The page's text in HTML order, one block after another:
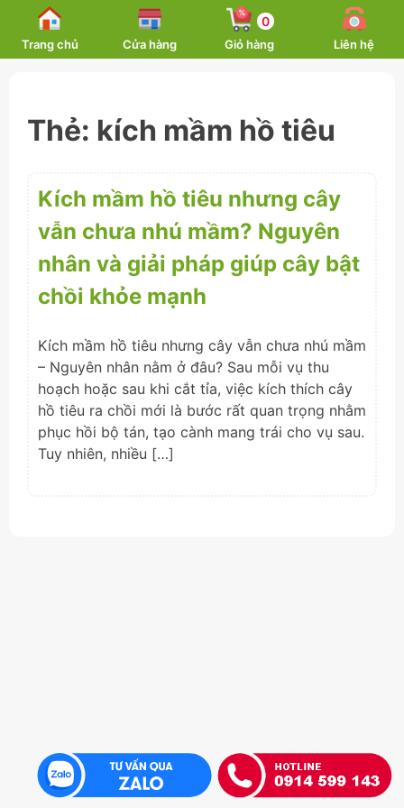
content
Trang chủ Cửa hàng
0
Giỏ hàng Liên hệ
Thẻ: kích mầm hồ tiêu
Kích mầm hồ tiêu nhưng cây
vẫn chưa nhú mầm? Nguyên
nhân và giải pháp giúp cây bật
chồi khỏe mạnh
Kích mầm hồ tiêu nhưng cây vẫn chưa nhú mầm
– Nguyên nhân nằm ở đâu? Sau mỗi vụ thu
hoạch hoặc sau khi cắt tỉa, việc kích thích cây
hồ tiêu ra chồi mới là bước rất quan trọng nhằm
phục hồi bộ tán, tạo cành mang trái cho vụ sau.
Tuy nhiên, nhiều […]